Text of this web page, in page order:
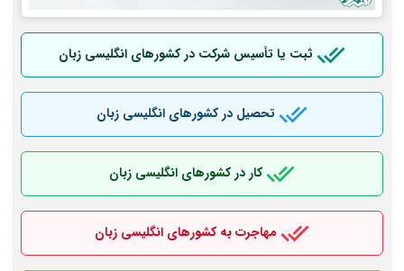
ثبت یا تأسیس شرکت در کشورهای انگلیسی زبان
تحصیل در کشورهای انگلیسی زبان
کار در کشورهای انگلیسی زبان
مهاجرت به کشورهای انگلیسی زبان